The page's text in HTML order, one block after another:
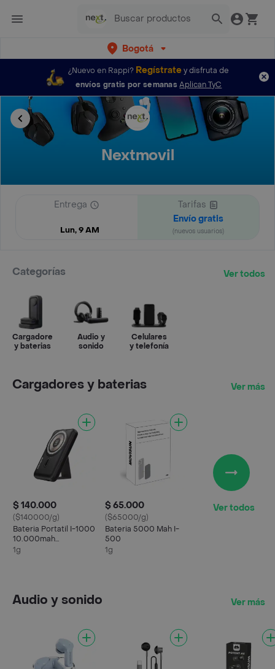
Bogotá
¿Nuevo en Rappi? Regístratey disfruta de
envíos gratis por semanas Aplican TyC
Nextmovil
Entrega
Lun, 9 AM
Tarifas
Envío gratis
(nuevos usuarios)
Categorías Ver todos
Cargadores
y baterias
Audio y
sonido
Celulares
y telefonía
Cargadores y baterias Ver más
$ 140.000
($140000/g)
Bateria Portatil I-1000
10.000mah
Inalambrica Y
1g
$ 65.000
($65000/g)
Bateria 5000 Mah I-
500
1g
Ver todos
Audio y sonido Ver más